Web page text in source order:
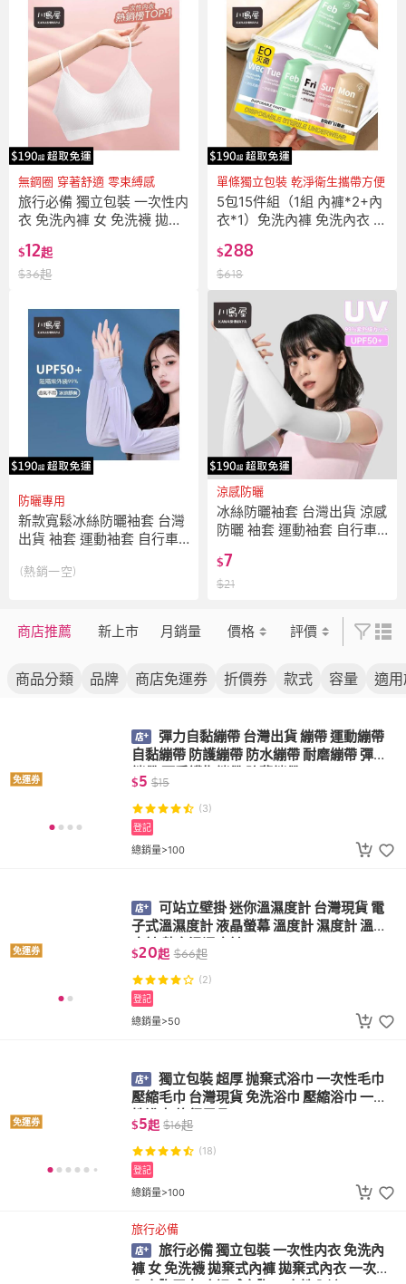
無鋼圈 穿著舒適 零束縛感
旅行必備 獨立包裝 一次性内
衣 免洗內褲 女 免洗襪 拋棄
衣胸罩 無痕裸感文胸 一次性
內褲
$12起
$36起
單條獨立包裝 乾淨衛生攜帶方便
5包15件組（1組 內褲*2+內
衣*1）免洗內褲 免洗內衣 免
一次性內褲 一次性內衣 婦潔
免洗內褲 純棉內褲 孕婦免洗
褲
$288
$618
防曬專用
新款寬鬆冰絲防曬袖套 台灣
出貨 袖套 運動袖套 自行車
線戶外防曬袖套 夏日防曬
(熱銷一空)
涼感防曬
冰絲防曬袖套 台灣出貨 涼感
防曬 袖套 運動袖套 自行車
套 單車袖套 防曬袖套
$7
$21
商店推薦 新上市 月銷量 價格 評價
商品分類 品牌 商店免運券 折價券 款式 容量 適
免運券
彈力自黏繃帶 台灣出貨 繃帶 運動繃帶
自黏繃帶 防護繃帶 防水繃帶 耐磨繃帶 彈性
繃帶 可愛護指繃帶 防繭繃帶
$5 $15
(3)
總銷量>100
登記
免運券
可站立壁掛 迷你溫濕度計 台灣現貨 電
子式溫濕度計 液晶螢幕 溫度計 濕度計 溫濕
度計 數字溫濕度計
$20起 $66起
(2)
總銷量>50
登記
免運券
獨立包裝 超厚 抛棄式浴巾 一次性毛巾
壓縮毛巾 台灣現貨 免洗浴巾 壓縮浴巾 一次
性浴巾 旅行用品
$5起 $16起
(18)
總銷量>100
登記
旅行必備
旅行必備 獨立包裝 一次性内衣 免洗內
褲 女 免洗襪 拋棄式內褲 拋棄式內衣 一次性